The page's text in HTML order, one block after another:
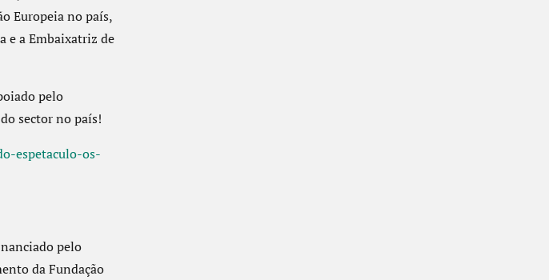
Europeia no país,
e a Embaixatriz de
pelo
sector no país!
espetaculo-os-
pelo
da Fundação